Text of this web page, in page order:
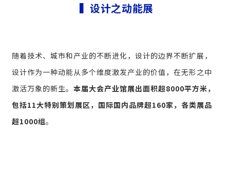
▍设计之动能展
随着技术、城市和产业的不断进化，设计的边界不断扩展，
设计作为一种动能从多个维度激发产业的价值，在无形之中
激活万象的新生。 本届大会产业馆展出面积超8000平方米，
包括11大特别策划展区，国际国内品牌超160家，各类展品
超1000组。